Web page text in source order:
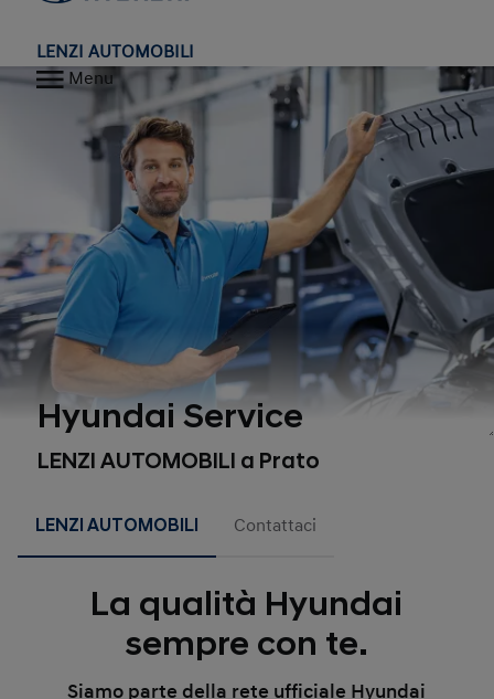
LENZI AUTOMOBILI
Menu
Hyundai Service
LENZI AUTOMOBILI a Prato
LENZI AUTOMOBILI Contattaci
La qualità Hyundai
sempre con te.
Siamo parte della rete ufficiale Hyundai